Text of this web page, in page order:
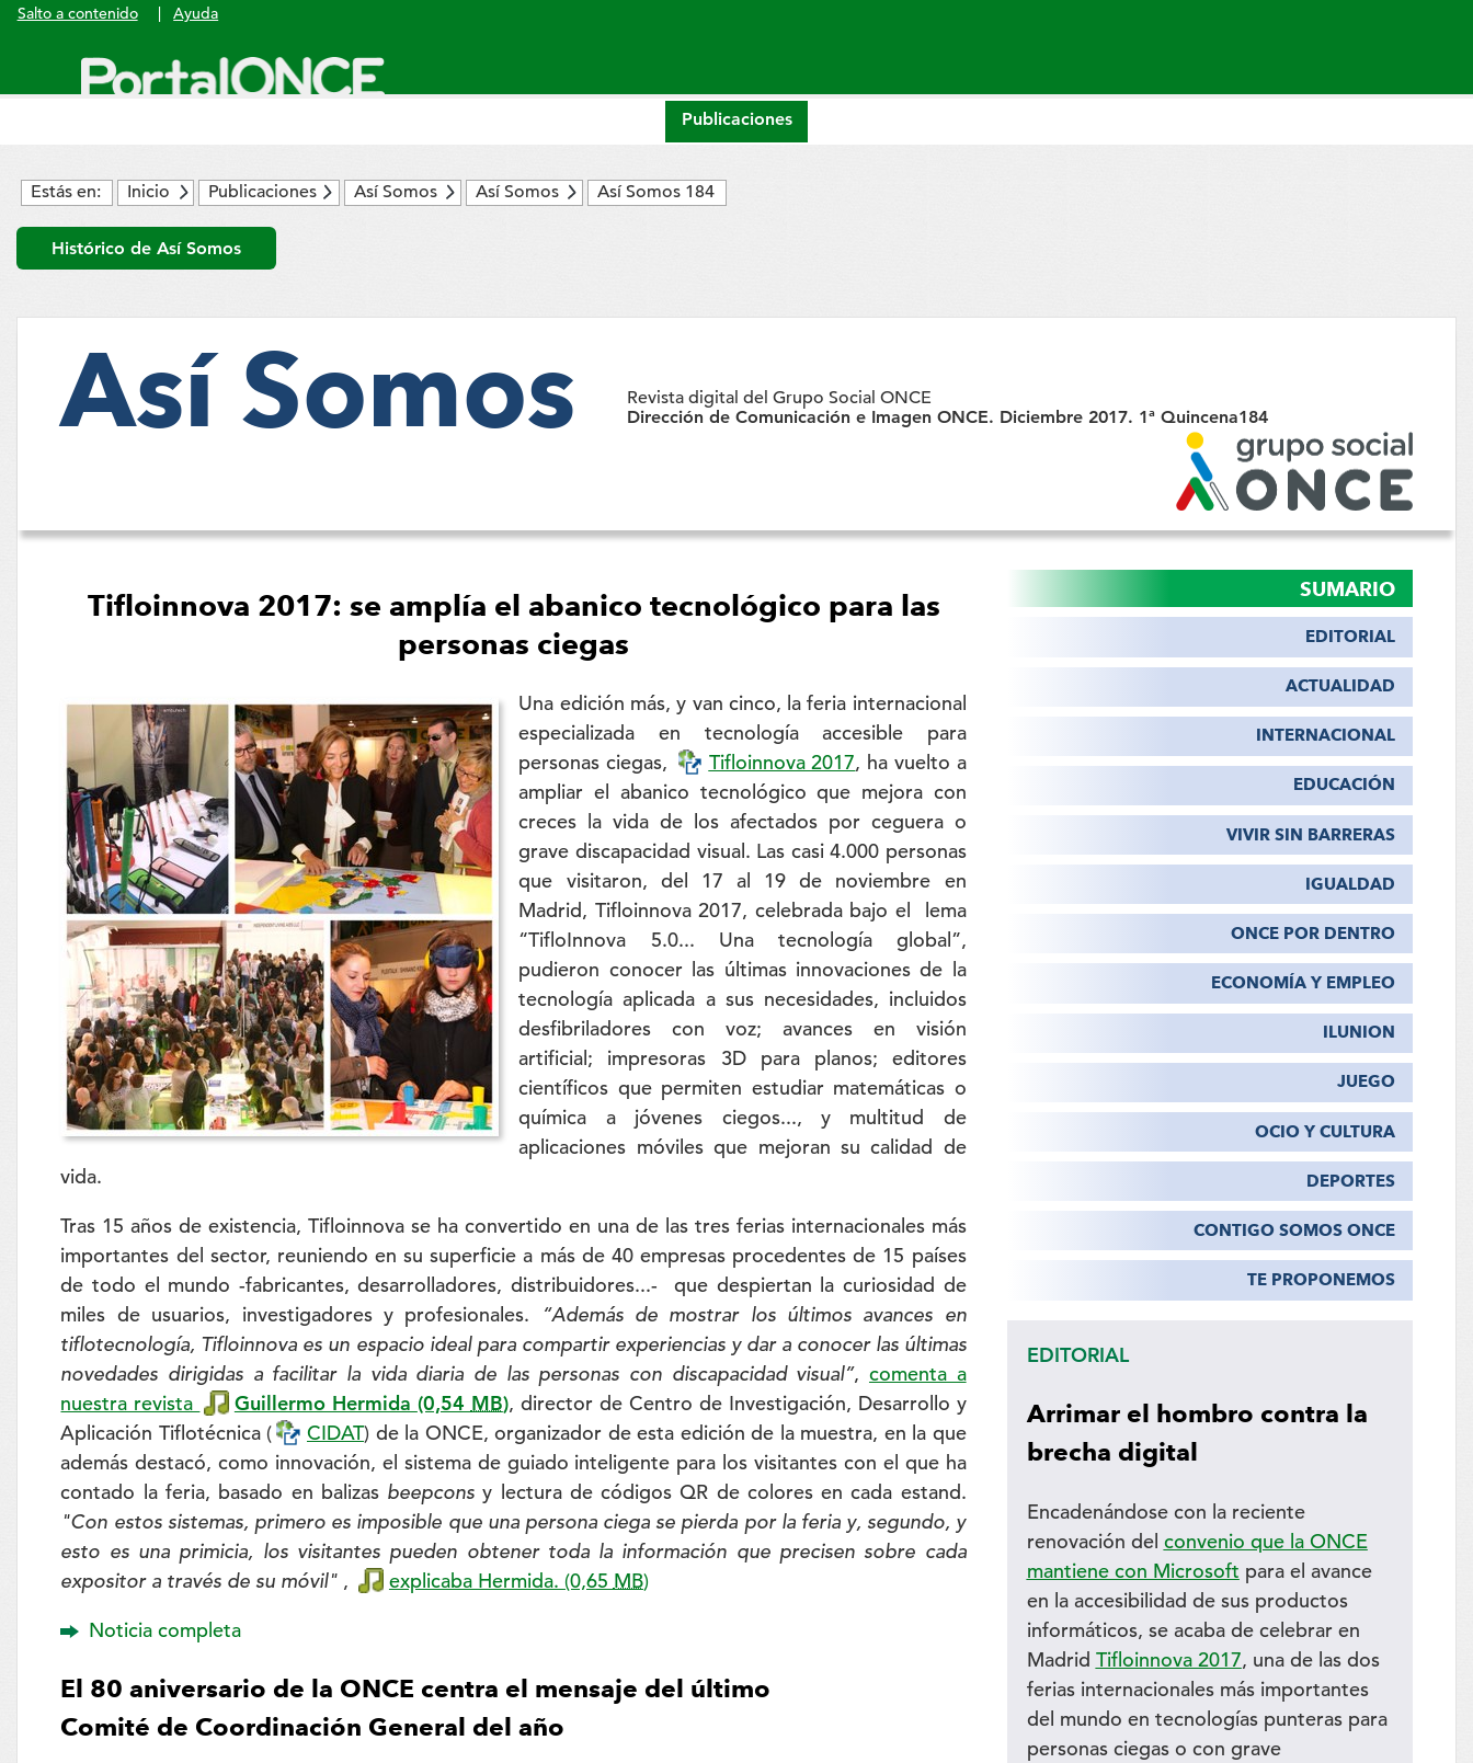
Salto a contenido | Ayuda
Publicaciones
Estás en: Inicio Publicaciones Así Somos Así Somos Así Somos 184
Histórico de Así Somos
Así Somos Revista digital del Grupo Social ONCE
Dirección de Comunicación e Imagen ONCE. Diciembre 2017. 1ª Quincena184
SUMARIO
EDITORIAL
ACTUALIDAD
INTERNACIONAL
EDUCACIÓN
VIVIR SIN BARRERAS
IGUALDAD
ONCE POR DENTRO
ECONOMÍA Y EMPLEO
ILUNION
JUEGO
OCIO Y CULTURA
DEPORTES
CONTIGO SOMOS ONCE
TE PROPONEMOS
EDITORIAL
Arrimar el hombro contra la
brecha digital
Encadenándose con la reciente
renovación del convenio que la ONCE
mantiene con Microsoft para el avance
en la accesibilidad de sus productos
informáticos, se acaba de celebrar en
Madrid Tifloinnova 2017, una de las dos
ferias internacionales más importantes
del mundo en tecnologías punteras para
personas ciegas o con grave
Tifloinnova 2017: se amplía el abanico tecnológico para las
personas ciegas
Una edición más, y van cinco, la feria internacional
especializada en tecnología accesible para
personas ciegas,
Tifloinnova 2017, ha vuelto a
ampliar el abanico tecnológico que mejora con
creces la vida de los afectados por ceguera o
grave discapacidad visual. Las casi 4.000 personas
que visitaron, del 17 al 19 de noviembre en
Madrid, Tifloinnova 2017, celebrada bajo el lema
“TifloInnova 5.0... Una tecnología global”,
pudieron conocer las últimas innovaciones de la
tecnología aplicada a sus necesidades, incluidos
desfibriladores con voz; avances en visión
artificial; impresoras 3D para planos; editores
científicos que permiten estudiar matemáticas o
química a jóvenes ciegos..., y multitud de
aplicaciones móviles que mejoran su calidad de
vida.
Tras 15 años de existencia, Tifloinnova se ha convertido en una de las tres ferias internacionales más
importantes del sector, reuniendo en su superficie a más de 40 empresas procedentes de 15 países
de todo el mundo -fabricantes, desarrolladores, distribuidores...- que despiertan la curiosidad de
miles de usuarios, investigadores y profesionales.
“Además de mostrar los últimos avances en
tiflotecnología, Tifloinnova es un espacio ideal para compartir experiencias y dar a conocer las últimas
novedades dirigidas a facilitar la vida diaria de las personas con discapacidad visual”, comenta a
nuestra revista
Guillermo Hermida (0,54 MB), director de Centro de Investigación, Desarrollo y
Aplicación Tiflotécnica (
CIDAT) de la ONCE, organizador de esta edición de la muestra, en la que
además destacó, como innovación, el sistema de guiado inteligente para los visitantes con el que ha
contado la feria, basado en balizas beepcons y lectura de códigos QR de colores en cada estand.
"Con estos sistemas, primero es imposible que una persona ciega se pierda por la feria y, segundo, y
esto es una primicia, los visitantes pueden obtener toda la información que precisen sobre cada
expositor a través de su móvil" , explicaba Hermida. (0,65 MB)
Noticia completa
El 80 aniversario de la ONCE centra el mensaje del último
Comité de Coordinación General del año